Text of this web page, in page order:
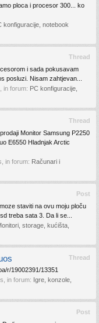
ploca i procesor 300... ko
konfiguracije, notebook
Thread
i sada pokusavam
posluzi. Nisam zahtjevan...
in forum: PC konfiguracije,
Thread
Monitor Samsung P2250
E6550 Hladnjak Arctic
in forum: Računari i
Post
staviti na ovu moju ploču
treba sata 3. Da li se...
storage, kućišta,
Thread
r/19002391/13351
in forum: Igre, konzole,
Post